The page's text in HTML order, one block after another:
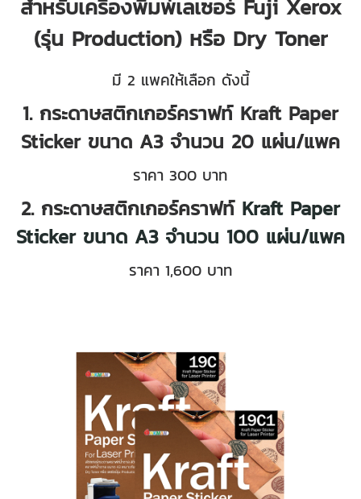
สำหรับเครื่องพิมพ์เลเซอร์ Fuji Xerox
(รุ่น Production) หรือ Dry Toner
มี 2 แพคให้เลือก ดังนี้
1. กระดาษสติกเกอร์คราฟท์ Kraft Paper
Sticker ขนาด A3 จำนวน 20 แผ่น/แพค
ราคา 300 บาท
2. กระดาษสติกเกอร์คราฟท์ Kraft Paper
Sticker ขนาด A3 จำนวน 100 แผ่น/แพค
ราคา 1,600 บาท